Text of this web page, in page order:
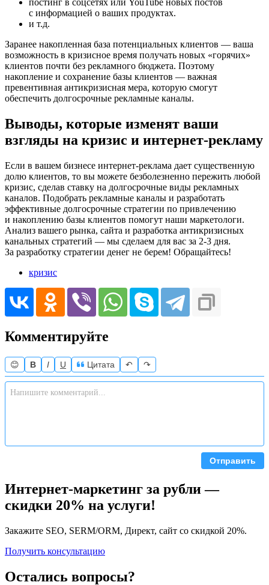
постинг в соцсетях или YouTube новых постов
с информацией о ваших продуктах.
и т.д.
Заранее накопленная база потенциальных клиентов — ваша
возможность в кризисное время получать новых «горячих»
клиентов почти без рекламного бюджета. Поэтому
накопление и сохранение базы клиентов — важная
превентивная антикризисная мера, которую смогут
обеспечить долгосрочные рекламные каналы.
Выводы, которые изменят ваши
взгляды на кризис и интернет-рекламу
Если в вашем бизнесе интернет-реклама дает существенную
долю клиентов, то вы можете безболезненно пережить любой
кризис, сделав ставку на долгосрочные виды рекламных
каналов. Подобрать рекламные каналы и разработать
эффективные долгосрочные стратегии по привлечению
и накоплению базы клиентов помогут наши маркетологи.
Анализ вашего рынка, сайта и разработка антикризисных
канальных стратегий — мы сделаем для вас за 2-3 дня.
За разработку стратегии денег не берем! Обращайтесь!
кризис
Комментируйте
😊 B I U Цитата ↶ ↷
Отправить
Интернет-маркетинг за рубли —
скидки 20% на услуги!
Закажите SEO, SERM/ORM, Директ, сайт со скидкой 20%.
Получить консультацию
Остались вопросы?